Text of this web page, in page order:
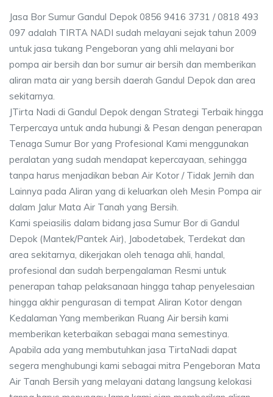
Jasa Bor Sumur Gandul Depok 0856 9416 3731 / 0818 493
097 adalah TIRTA NADI sudah melayani sejak tahun 2009
untuk jasa tukang Pengeboran yang ahli melayani bor
pompa air bersih dan bor sumur air bersih dan memberikan
aliran mata air yang bersih daerah Gandul Depok dan area
sekitarnya.
JTirta Nadi di Gandul Depok dengan Strategi Terbaik hingga
Terpercaya untuk anda hubungi & Pesan dengan penerapan
Tenaga Sumur Bor yang Profesional Kami menggunakan
peralatan yang sudah mendapat kepercayaan, sehingga
tanpa harus menjadikan beban Air Kotor / Tidak Jernih dan
Lainnya pada Aliran yang di keluarkan oleh Mesin Pompa air
dalam Jalur Mata Air Tanah yang Bersih.
Kami speiasilis dalam bidang jasa Sumur Bor di Gandul
Depok (Mantek/Pantek Air), Jabodetabek, Terdekat dan
area sekitarnya, dikerjakan oleh tenaga ahli, handal,
profesional dan sudah berpengalaman Resmi untuk
penerapan tahap pelaksanaan hingga tahap penyelesaian
hingga akhir pengurasan di tempat Aliran Kotor dengan
Kedalaman Yang memberikan Ruang Air bersih kami
memberikan keterbaikan sebagai mana semestinya.
Apabila ada yang membutuhkan jasa TirtaNadi dapat
segera menghubungi kami sebagai mitra Pengeboran Mata
Air Tanah Bersih yang melayani datang langsung kelokasi